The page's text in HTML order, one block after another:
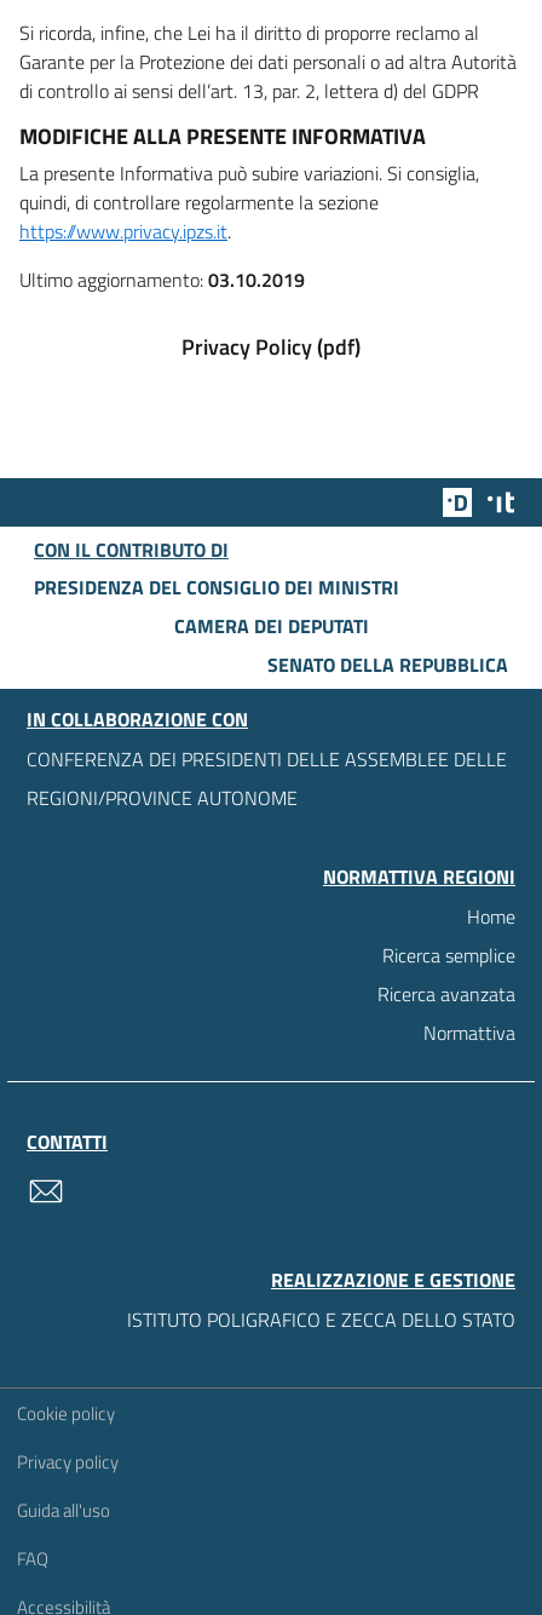
Si ricorda, infine, che Lei ha il diritto di proporre reclamo al
Garante per la Protezione dei dati personali o ad altra Autorità
di controllo ai sensi dell’art. 13, par. 2, lettera d) del GDPR
MODIFICHE ALLA PRESENTE INFORMATIVA
La presente Informativa può subire variazioni. Si consiglia,
quindi, di controllare regolarmente la sezione
https://www.privacy.ipzs.it.
Ultimo aggiornamento:03.10.2019
Privacy Policy (pdf)
Team
CON IL CONTRIBUTO DI
PRESIDENZA DEL CONSIGLIO DEI MINISTRI
CAMERA DEI DEPUTATI
SENATO DELLA REPUBBLICA
IN COLLABORAZIONE CON
CONFERENZA DEI PRESIDENTI DELLE ASSEMBLEE DELLE
REGIONI/PROVINCE AUTONOME
NORMATTIVA REGIONI
Home
Ricerca semplice
Ricerca avanzata
Normattiva
CONTATTI
REALIZZAZIONE E GESTIONE
ISTITUTO POLIGRAFICO E ZECCA DELLO STATO
Sezione Link Utili
Cookie policy
Privacy policy
Guida all'uso
FAQ
Accessibilità